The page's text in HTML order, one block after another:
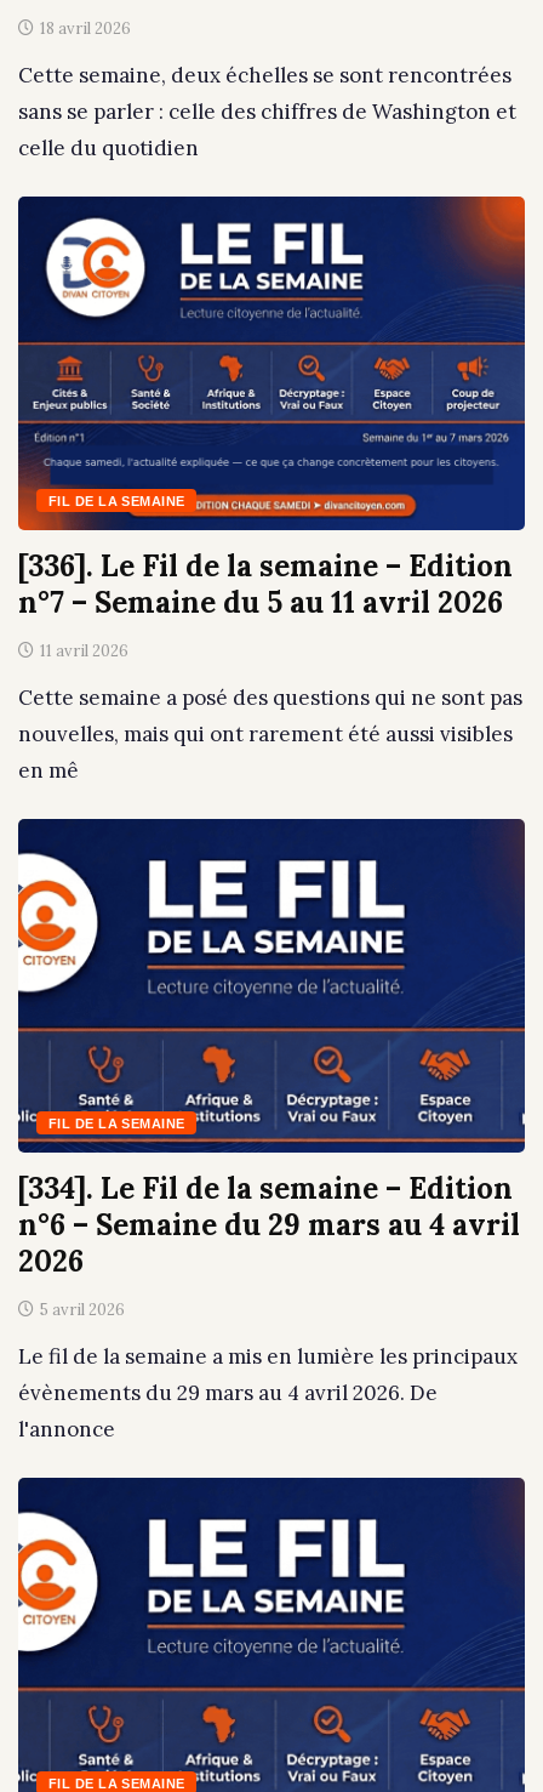
18 avril 2026
Cette semaine, deux échelles se sont rencontrées
sans se parler : celle des chiffres de Washington et
celle du quotidien
FIL DE LA SEMAINE
[336]. Le Fil de la semaine – Edition
n°7 – Semaine du 5 au 11 avril 2026
11 avril 2026
Cette semaine a posé des questions qui ne sont pas
nouvelles, mais qui ont rarement été aussi visibles
en mê
FIL DE LA SEMAINE
[334]. Le Fil de la semaine – Edition
n°6 – Semaine du 29 mars au 4 avril
2026
5 avril 2026
Le fil de la semaine a mis en lumière les principaux
évènements du 29 mars au 4 avril 2026. De
l'annonce
FIL DE LA SEMAINE